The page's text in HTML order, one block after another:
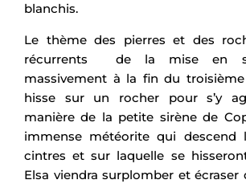
blanchis.
Le thème des pierres et des
récurrents de la mise en
massivement à la fin du
hisse sur un rocher pour s’y
manière de la petite sirène de
immense météorite qui descend
cintres et sur laquelle se
Elsa viendra surplomber et écraser